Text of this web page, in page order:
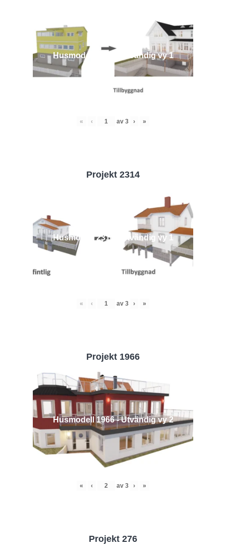
Husmodell 1970 - Utvändig vy 1
« ‹ av 3 › »
Projekt 2314
Husmodell 2314 - Utvändig vy 1
« ‹ av 3 › »
Projekt 1966
Husmodell 1966 - Utvändig vy 2
« ‹ av 3 › »
Projekt 276